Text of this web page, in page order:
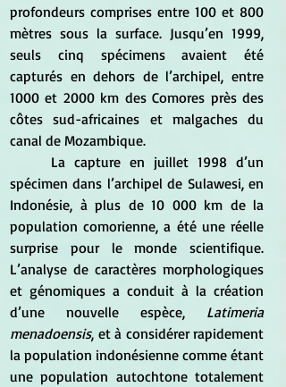
profondeurs comprises entre 100 et 800
mètres sous la surface. Jusqu’en 1999,
seuls cinq spécimens avaient été
capturés en dehors de l’archipel, entre
1000 et 2000 km des Comores près des
côtes sud-africaines et malgaches du
canal de Mozambique.
spécimen dans l’archipel de Sulawesi, en
Indonésie, à plus de 10 000 km de la
population comorienne, a été une réelle
surprise pour le monde scientifique.
L’analyse de caractères morphologiques
et génomiques a conduit à la création
d’une nouvelle espèce, Latimeria
menadoensis, et à considérer rapidement
la population indonésienne comme étant
une population autochtone totalement